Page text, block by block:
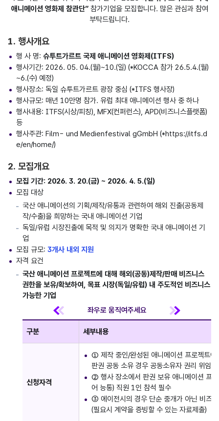
애니메이션 영화제 참관단”참가기업을 모집합니다. 많은 관심과 참여
부탁드립니다.
1. 행사개요
행 사 명: 슈투트가르트 국제 애니메이션 영화제(ITFS)
행사기간: 2026. 05. 04.(월)~10.(일) (*KOCCA 참가 26.5.4.(월)
~6.(수) 예정)
행사장소: 독일 슈투트가르트 광장 중심 (*ITFS 행사장)
행사규모: 매년 10만명 참가. 유럽 최대 애니메이션 행사 중 하나
행사내용: ITFS(시상/피칭), MFX(컨퍼런스), APD(비즈니스플랫폼)
등
행사주관: Film- und Medienfestival gGmbH (*https://itfs.d
e/en/home/)
2. 모집개요
모집 기간: 2026. 3. 20.(금) ~ 2026. 4. 5.(일)
모집 대상
국산 애니메이션의 기획/제작/유통과 관련하여 해외 진출(공동제
작/수출)을 희망하는 국내 애니메이션 기업
독일/유럽 시장진출에 목적 및 의지가 명확한 국내 애니메이션 기
업
모집 규모: 3개사 내외 지원
자격 요건
국산 애니메이션 프로젝트에 대해 해외(공동)제작/판매 비즈니스
권한을 보유/확보하여, 목표 시장(독일/유럽) 내 주도적인 비즈니스
가능한 기업
구분 세부내용
신청자격
① 제작 중인/완성된 애니메이션 프로젝트
판권 공동 소유 경우 공동소유자 권리 위임/
② 행사 장소에서 판권 보유 애니메이션 프
어 능통) 직원 1인 참석 필수
③ 에이전시의 경우 단순 중개가 아닌 비즈
(필요시 계약을 증빙할 수 있는 자료제출)